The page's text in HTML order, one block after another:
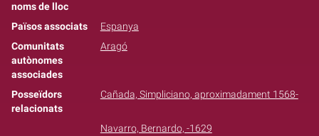
noms de lloc
Països associats
Espanya
Comunitats
autònomes
associades
Aragó
Posseïdors
relacionats
Cañada, Simpliciano, aproximadament 1568-
Navarro, Bernardo, -1629